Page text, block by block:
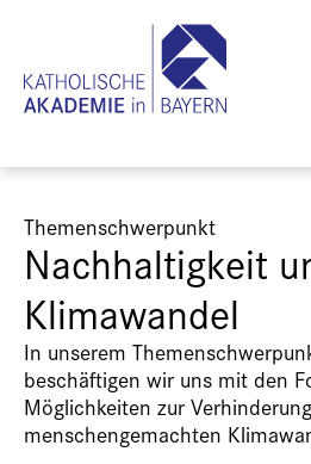
Themenschwerpunkt
Nachhaltigkeit
Klimawandel
In unserem
beschäftigen wir uns mit den
Möglichkeiten zur
menschengemachten